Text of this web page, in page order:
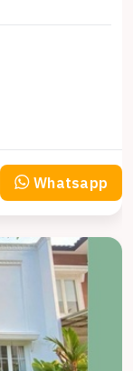
Whatsapp